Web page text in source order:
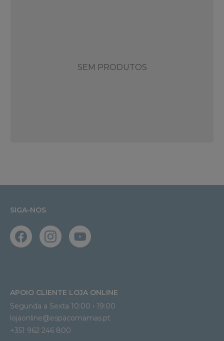
SEM PRODUTOS
SIGA-NOS
APOIO CLIENTE LOJA ONLINE
Segunda a Sexta 10:00 › 19:00
lojaonline@espacomamas.pt
+351 962 246 800